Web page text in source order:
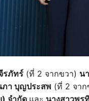
รภัทร์ (ที่ 2 จากขวา) น
ภา บุญประสพ (ที่ 2 จาก
) จำกัด และ นางสาวพร